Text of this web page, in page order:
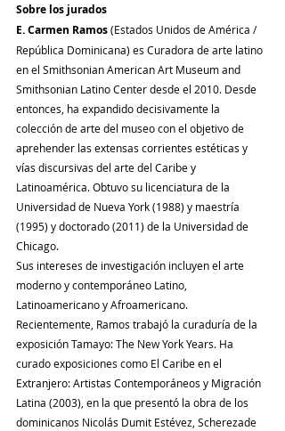
Sobre los jurados
E. Carmen Ramos (Estados Unidos de América /
República Dominicana) es Curadora de arte latino
en el Smithsonian American Art Museum and
Smithsonian Latino Center desde el 2010. Desde
entonces, ha expandido decisivamente la
colección de arte del museo con el objetivo de
aprehender las extensas corrientes estéticas y
vías discursivas del arte del Caribe y
Latinoamérica. Obtuvo su licenciatura de la
Universidad de Nueva York (1988) y maestría
(1995) y doctorado (2011) de la Universidad de
Chicago.
Sus intereses de investigación incluyen el arte
moderno y contemporáneo Latino,
Latinoamericano y Afroamericano.
Recientemente, Ramos trabajó la curaduría de la
exposición Tamayo: The New York Years. Ha
curado exposiciones como El Caribe en el
Extranjero: Artistas Contemporáneos y Migración
Latina (2003), en la que presentó la obra de los
dominicanos Nicolás Dumit Estévez, Scherezade